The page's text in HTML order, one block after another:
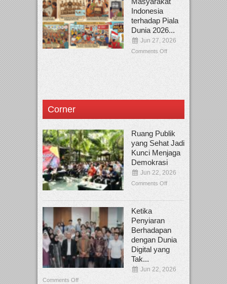
Indonesia
terhadap Piala
Dunia 2026...
Jun 27, 2026
Comments Off
Corner
Ruang Publik
yang Sehat Jadi
Kunci Menjaga
Demokrasi
Jun 22, 2026
Comments Off
Ketika
Penyiaran
Berhadapan
dengan Dunia
Digital yang
Tak...
Jun 22, 2026
Comments Off